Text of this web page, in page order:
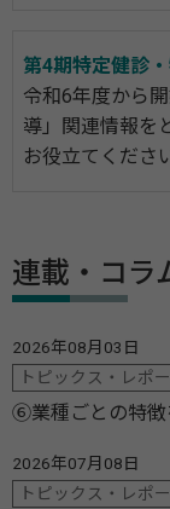
第4期特定健診
令和6年度から
導」関連情報を
お役立てくださ
連載・コラ
2026年08月03日
トピックス・レポ
⑥業種ごとの特徴
2026年07月08日
トピックス・レポ